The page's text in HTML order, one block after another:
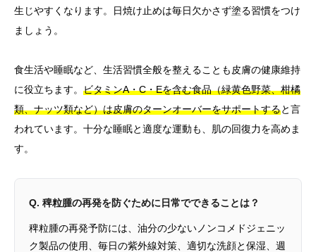
生じやすくなります。日焼け止めは毎日欠かさず塗る習慣をつけ
ましょう。
食生活や睡眠など、生活習慣全般を整えることも皮膚の健康維持
に役立ちます。 ビタミンA・C・Eを含む食品（緑黄色野菜、柑橘
類、ナッツ類など）は皮膚のターンオーバーをサポートすると言
われています。十分な睡眠と適度な運動も、肌の回復力を高めま
す。
Q. 稗粒腫の再発を防ぐために日常でできることは？
稗粒腫の再発予防には、油分の少ないノンコメドジェニッ
ク製品の使用、毎日の紫外線対策、適切な洗顔と保湿、週